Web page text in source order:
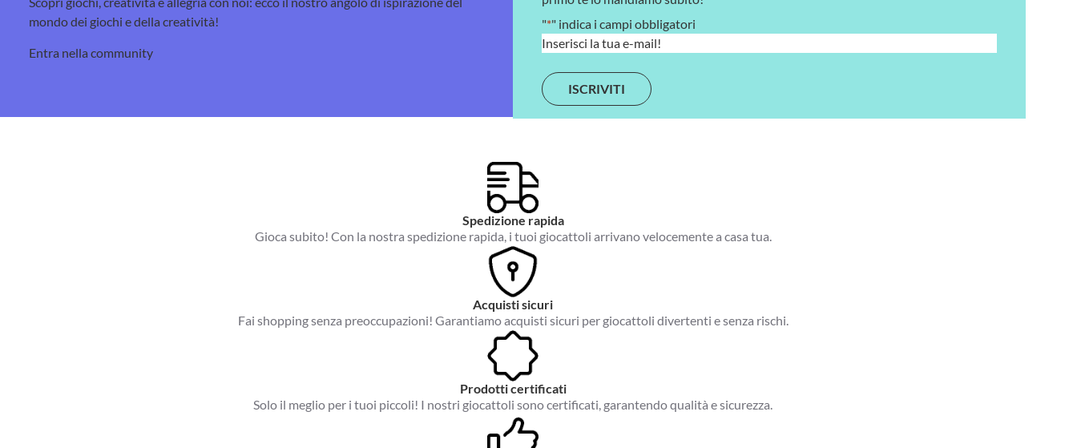
mondo dei giochi e della creatività!
Entra nella community
"*" indica i campi obbligatori
E
a
i
l
Spedizione rapida
Gioca subito! Con la nostra spedizione rapida, i tuoi giocattoli arrivano velocemente a casa tua.
Acquisti sicuri
Fai shopping senza preoccupazioni! Garantiamo acquisti sicuri per giocattoli divertenti e senza rischi.
Prodotti certificati
Solo il meglio per i tuoi piccoli! I nostri giocattoli sono certificati, garantendo qualità e sicurezza.